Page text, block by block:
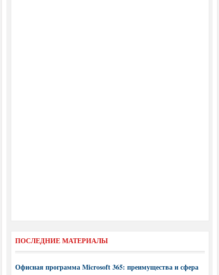
ПОСЛЕДНИЕ МАТЕРИАЛЫ
Офисная программа Microsoft 365: преимущества и сфера